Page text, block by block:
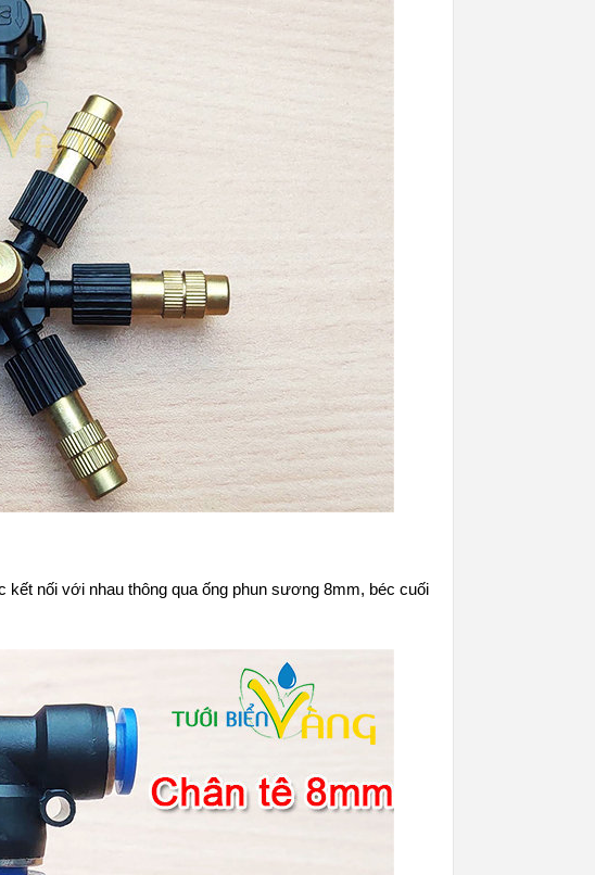
nối với nhau thông qua ống phun sương 8mm, béc cuối